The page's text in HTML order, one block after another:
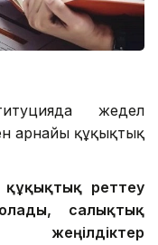
жедел
арнайы құқықтық
реттеу
салықтық